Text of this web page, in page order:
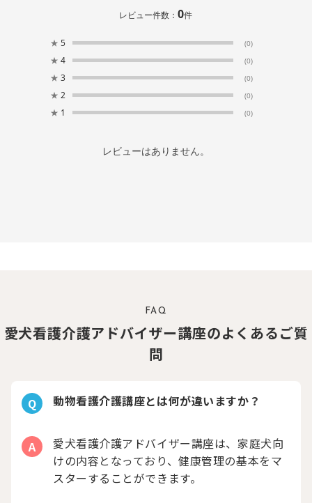
レビュー件数：0件
★ 5 (0)
★ 4 (0)
★ 3 (0)
★ 2 (0)
★ 1 (0)
レビューはありません。
FAQ
愛犬看護介護アドバイザー講座のよくあるご質
問
Q 動物看護介護講座とは何が違いますか？
A
愛犬看護介護アドバイザー講座は、家庭犬向
けの内容となっており、健康管理の基本をマ
スターすることができます。